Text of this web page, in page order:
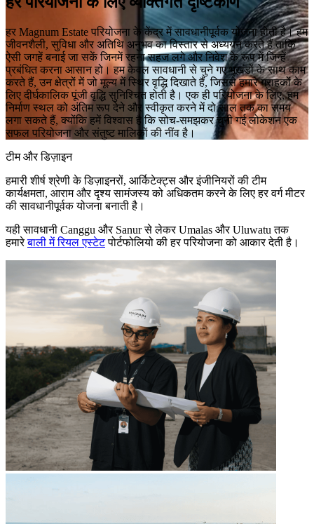
हर Magnum Estate परियोजना के केंद्र में सावधानीपूर्वक योजना होती है। हम
जीवनशैली, सुविधा और अतिथि अनुभव का विस्तार से अध्ययन करते हैं ताकि
ऐसी जगहें बनाई जा सकें जिनमें रहना सहज लगे और निवेश के रूप में जिन्हें
प्रबंधित करना आसान हो। हम केवल सावधानी से चुने गए भूखंडों के साथ काम
करते हैं, उन क्षेत्रों में जो मूल्य में स्थिर वृद्धि दिखाते हैं, जिससे हमारे ग्राहकों के
लिए दीर्घकालिक पूंजी वृद्धि सुनिश्चित होती है। एक ही परियोजना के लिए, हम
निर्माण स्थल को अंतिम रूप देने और स्वीकृत करने में दो साल तक का समय
लगा सकते हैं, क्योंकि हमें विश्वास है कि सोच-समझकर चुनी गई लोकेशन एक
सफल परियोजना और संतुष्ट मालिकों की नींव है।
टीम और डिज़ाइन
हमारी शीर्ष श्रेणी के डिज़ाइनरों, आर्किटेक्ट्स और इंजीनियरों की टीम
कार्यक्षमता, आराम और दृश्य सामंजस्य को अधिकतम करने के लिए हर वर्ग मीटर
की सावधानीपूर्वक योजना बनाती है।
यही सावधानी Canggu और Sanur से लेकर Umalas और Uluwatu तक
हमारेबाली में रियल एस्टेटपोर्टफोलियो की हर परियोजना को आकार देती है।